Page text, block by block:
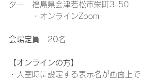
ター　福島県会津若松市栄町3-50
・オンラインZoom
会場定員 20名
【オンラインの方】
・入室時に設定する表示名が画面上で